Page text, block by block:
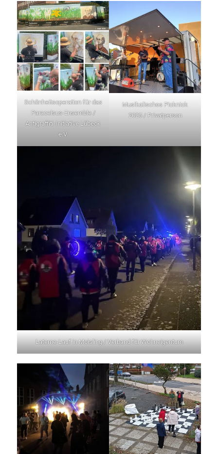
Schönheitsoperation für das
Paracelsus-Ensemble /
Antigraffiti-Initiative Lübeck
e.V.
Musikalisches Picknick
2025 / Privatperson
Laterne-Lauf in Moisling / Verband für Wohneigentum